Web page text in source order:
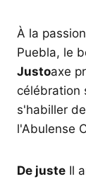
À la
Puebla, le
Justoaxe
célébration
s'habiller
l'Abulense
De juste Il